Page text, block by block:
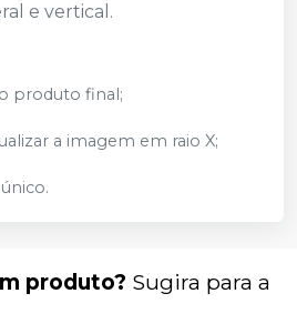
e vertical.
produto final;
a imagem em raio X;
produto? Sugira para a